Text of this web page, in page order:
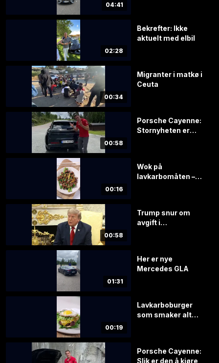
04:41
02:28
Bekrefter: Ikke
aktuelt med elbil
00:34
Migranter i matkø i
Ceuta
00:58
Porsche Cayenne:
Stornyheten er
00:16
Wok på
lavkarbomåten –
00:58
Trump snur om
avgift i
01:31
Her er nye
Mercedes GLA
00:19
Lavkarboburger
som smaker alt
Porsche Cayenne:
Slik er den å kjøre